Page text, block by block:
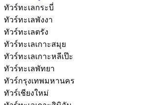
ทัวร์ทะเลกระบี่
ทัวร์ทะเลพังงา
ทัวร์ทะเลตรัง
ทัวร์ทะเลเกาะสมุย
ทัวร์ทะเลเกาะหลีเป๊ะ
ทัวร์ทะเลพัทยา
ทัวร์กรุงเทพมหานคร
ทัวร์เชียงใหม่